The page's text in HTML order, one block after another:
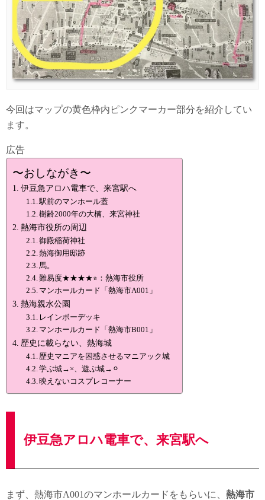
今回はマップの黄色枠内ピンクマーカー部分を紹介してい
ます。
広告
〜おしながき〜
伊豆急アロハ電車で、来宮駅へ
駅前のマンホール蓋
樹齢2000年の大楠、来宮神社
熱海市役所の周辺
御殿稲荷神社
熱海御用邸跡
馬。
難易度★★★★⭐︎：熱海市役所
マンホールカード「熱海市A001」
熱海親水公園
レインボーデッキ
マンホールカード「熱海市B001」
歴史に載らない、熱海城
歴史マニアを困惑させるマニアック城
学ぶ城→×、遊ぶ城→⚪︎
映えないコスプレコーナー
伊豆急アロハ電車で、来宮駅へ
まず、熱海市A001のマンホールカードをもらいに、 熱海市